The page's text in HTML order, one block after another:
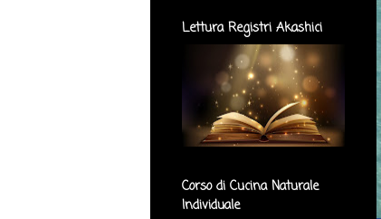
Lettura Registri Akashici
Corso di Cucina Naturale
Individuale